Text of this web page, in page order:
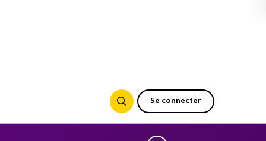
Se connecter